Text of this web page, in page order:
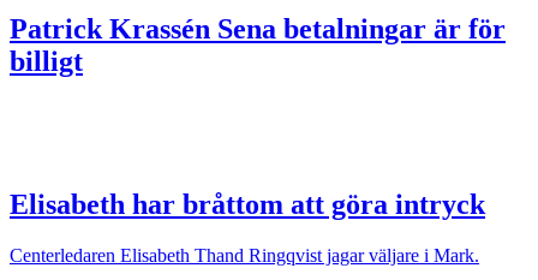
Patrick Krassén Sena betalningar är för
billigt
Elisabeth har bråttom att göra intryck
Centerledaren Elisabeth Thand Ringqvist jagar väljare i Mark.